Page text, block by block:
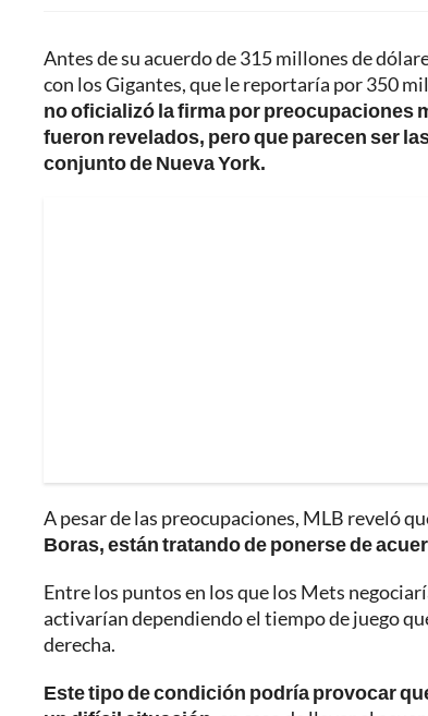
Antes de su acuerdo de 315 millones de
con los Gigantes, que le reportaría por 350
no oficializó la firma por preocupaciones
fueron revelados, pero que parecen ser
conjunto de Nueva York.
A pesar de las preocupaciones, MLB reveló
Boras, están tratando de ponerse de
Entre los puntos en los que los Mets
activarían dependiendo el tiempo de juego
derecha.
Este tipo de condición podría provocar